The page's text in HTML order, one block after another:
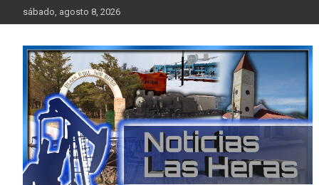
to
sábado, agosto 8, 2026